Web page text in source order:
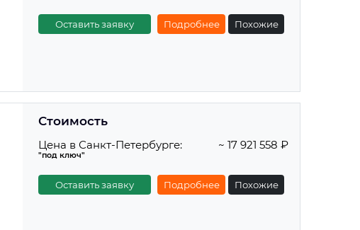
Оставить заявку Подробнее Похожие
Стоимость
Цена в Санкт-Петербурге:
"под ключ"
~ 17 921 558 ₽
Оставить заявку Подробнее Похожие